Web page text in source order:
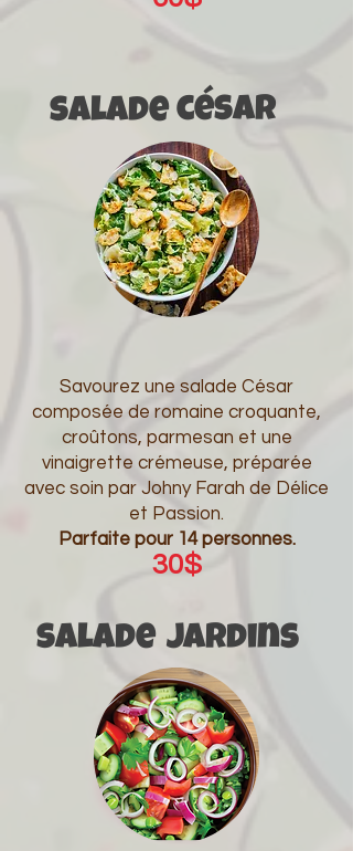
salade césar
Savourez une salade César
composée de romaine croquante,
croûtons, parmesan et une
vinaigrette crémeuse, préparée
avec soin par Johny Farah de Délice
et Passion.
Parfaite pour 14 personnes.
30$
salade jardins